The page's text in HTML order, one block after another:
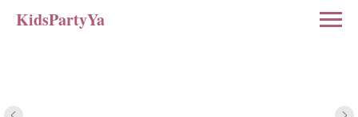
KidsPartyYa